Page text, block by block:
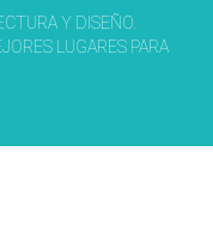
Y DISEÑO.
LUGARES PARA